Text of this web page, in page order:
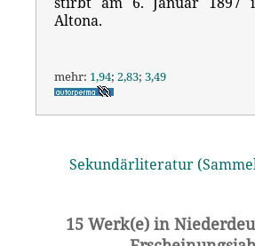
Altona.
mehr: 1,94; 2,83; 3,49
Sekundärliteratur
15 Werk(e) in